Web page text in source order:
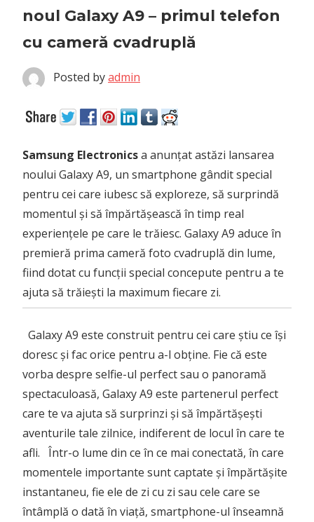
noul Galaxy A9 – primul telefon
cu cameră cvadruplă
Posted byadmin
Samsung Electronicsa anunțat astăzi lansarea
noului Galaxy A9, un smartphone gândit special
pentru cei care iubesc să exploreze, să surprindă
momentul și să împărtășească în timp real
experiențele pe care le trăiesc. Galaxy A9 aduce în
premieră prima cameră foto cvadruplă din lume,
fiind dotat cu funcții special concepute pentru a te
ajuta să trăiești la maximum fiecare zi.
Galaxy A9 este construit pentru cei care știu ce își
doresc și fac orice pentru a-l obține. Fie că este
vorba despre selfie-ul perfect sau o panoramă
spectaculoasă, Galaxy A9 este partenerul perfect
care te va ajuta să surprinzi și să împărtășești
aventurile tale zilnice, indiferent de locul în care te
afli. Într-o lume din ce în ce mai conectată, în care
momentele importante sunt captate și împărtășite
instantaneu, fie ele de zi cu zi sau cele care se
întâmplă o dată în viață, smartphone-ul înseamnă